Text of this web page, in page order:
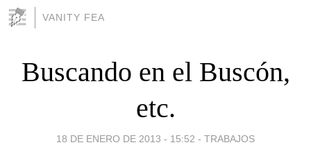
VANITY FEA
Buscando en el Buscón,
etc.
18 DE ENERO DE 2013 - 15:52 - TRABAJOS